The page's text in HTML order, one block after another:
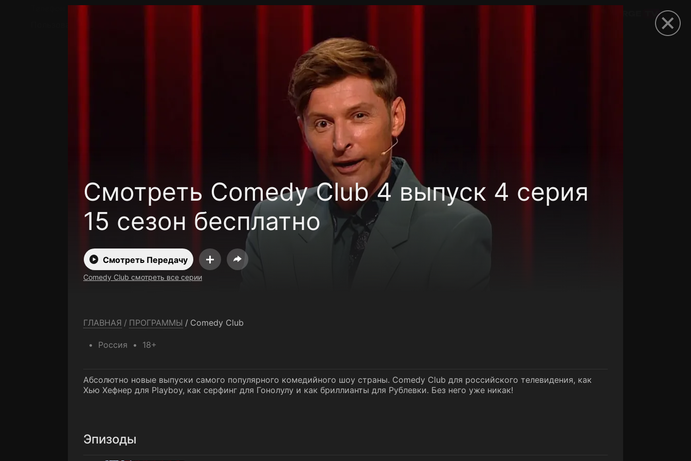
Смотреть Comedy Club 4 выпуск 4 серия
15 сезон бесплатно
Смотреть Передачу
Comedy Club смотреть все серии
ГЛАВНАЯ / ПРОГРАММЫ / Comedy Club
Россия 18+
Абсолютно новые выпуски самого популярного комедийного шоу страны. Comedy Club для российского телевидения, как
Хью Хефнер для Playboy, как серфинг для Гонолулу и как бриллианты для Рублевки. Без него уже никак!
Эпизоды
Телефон поддержки:
+7 (727) 323 10 92